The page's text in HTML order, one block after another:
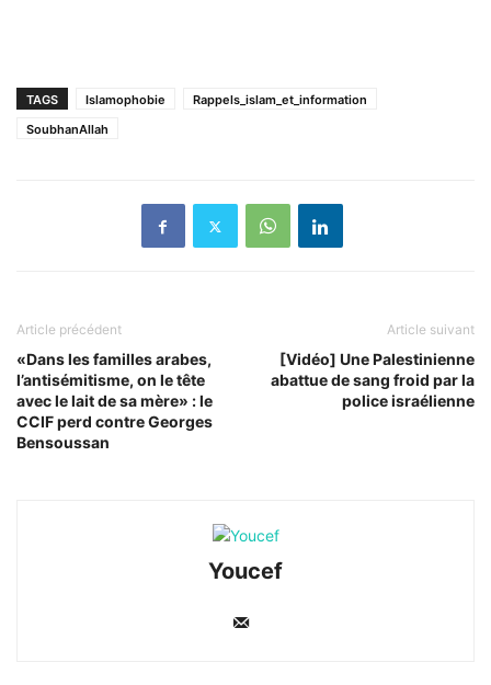
TAGS Islamophobie
Rappels_islam_et_information
SoubhanAllah
Article précédent
«Dans les familles arabes,
l’antisémitisme, on le tête
avec le lait de sa mère» : le
CCIF perd contre Georges
Bensoussan
Article suivant
[Vidéo] Une Palestinienne
abattue de sang froid par la
police israélienne
Youcef